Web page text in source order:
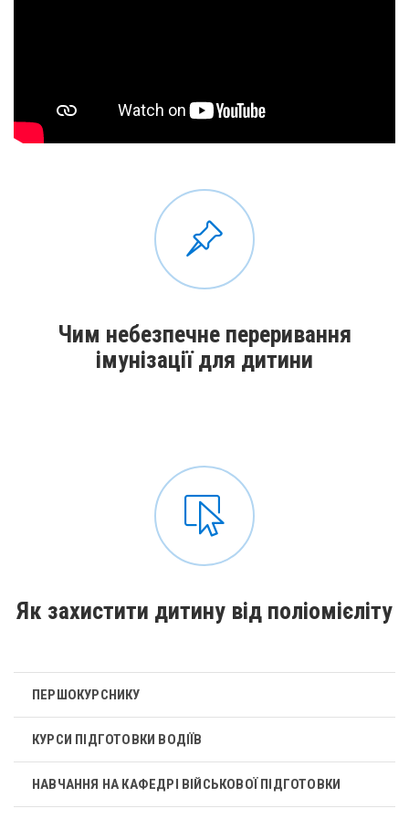
Чим небезпечне переривання
імунізації для дитини
Як захистити дитину від поліомієліту
ПЕРШОКУРСНИКУ
КУРСИ ПІДГОТОВКИ ВОДІЇВ
НАВЧАННЯ НА КАФЕДРІ ВІЙСЬКОВОЇ ПІДГОТОВКИ